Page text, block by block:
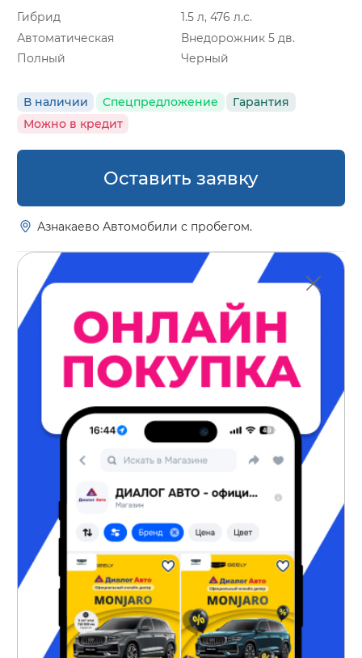
Гибрид
1.5 л, 476 л.с.
Автоматическая
Внедорожник 5 дв.
Полный
Черный
В наличии Спецпредложение
Гарантия
Можно в кредит
Оставить заявку
Азнакаево Автомобили с пробегом.